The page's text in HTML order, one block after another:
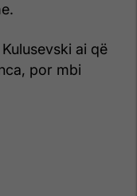
ai që
por mbi